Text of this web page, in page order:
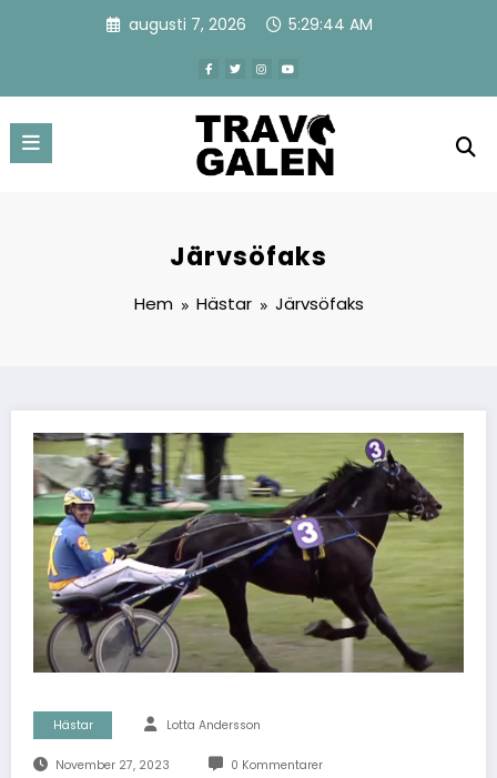
augusti 7, 2026 5:29:44 AM
Järvsöfaks
Hem Hästar Järvsöfaks
Hästar Lotta Andersson
November 27, 2023 0 Kommentarer